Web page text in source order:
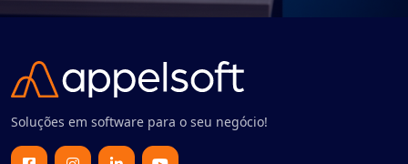
Soluções em software para o seu negócio!